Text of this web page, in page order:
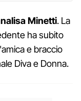
Minetti. La
ha subito
e braccio
Diva e Donna.